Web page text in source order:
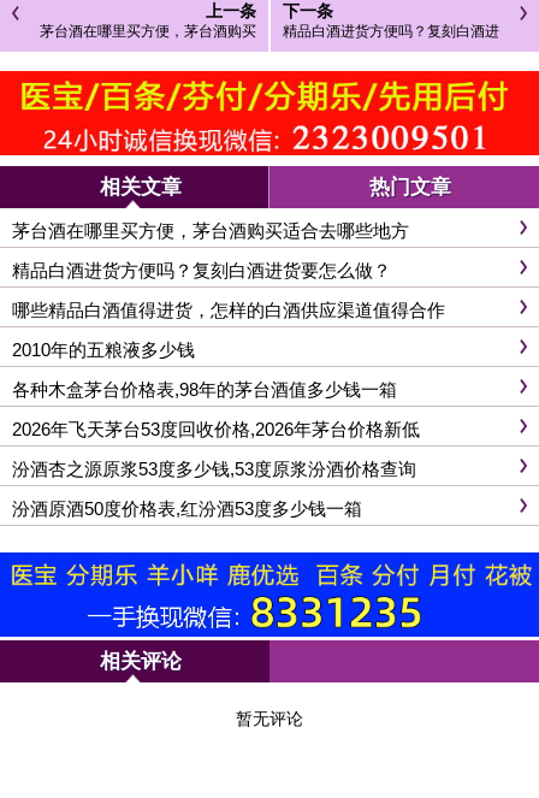
上一条
茅台酒在哪里买方便，茅台酒购买
适合去哪些地方
下一条
精品白酒进货方便吗？复刻白酒进
货要怎么做？
相关文章 热门文章
茅台酒在哪里买方便，茅台酒购买适合去哪些地方
精品白酒进货方便吗？复刻白酒进货要怎么做？
哪些精品白酒值得进货，怎样的白酒供应渠道值得合作
2010年的五粮液多少钱
各种木盒茅台价格表,98年的茅台酒值多少钱一箱
2026年飞天茅台53度回收价格,2026年茅台价格新低
汾酒杏之源原浆53度多少钱,53度原浆汾酒价格查询
汾酒原酒50度价格表,红汾酒53度多少钱一箱
相关评论
暂无评论